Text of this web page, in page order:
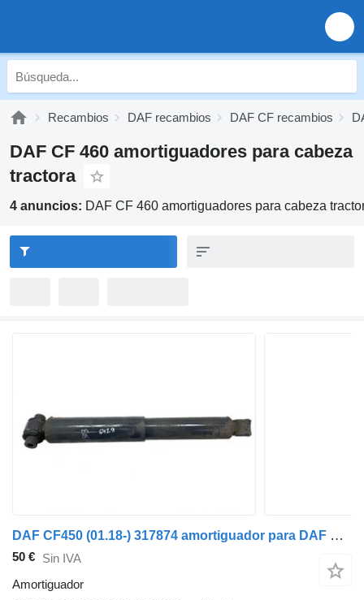
Recambios DAF recambios DAF CF recambios
DAF CF 460 amortiguadores para cabeza
tractora
4 anuncios: DAF CF 460 amortiguadores para cabeza
DAF CF450 (01.18-) 317874 amortiguador para DAF CF450, CF460 (2017-) cabeza tractora
50 € Sin IVA
Amortiguador